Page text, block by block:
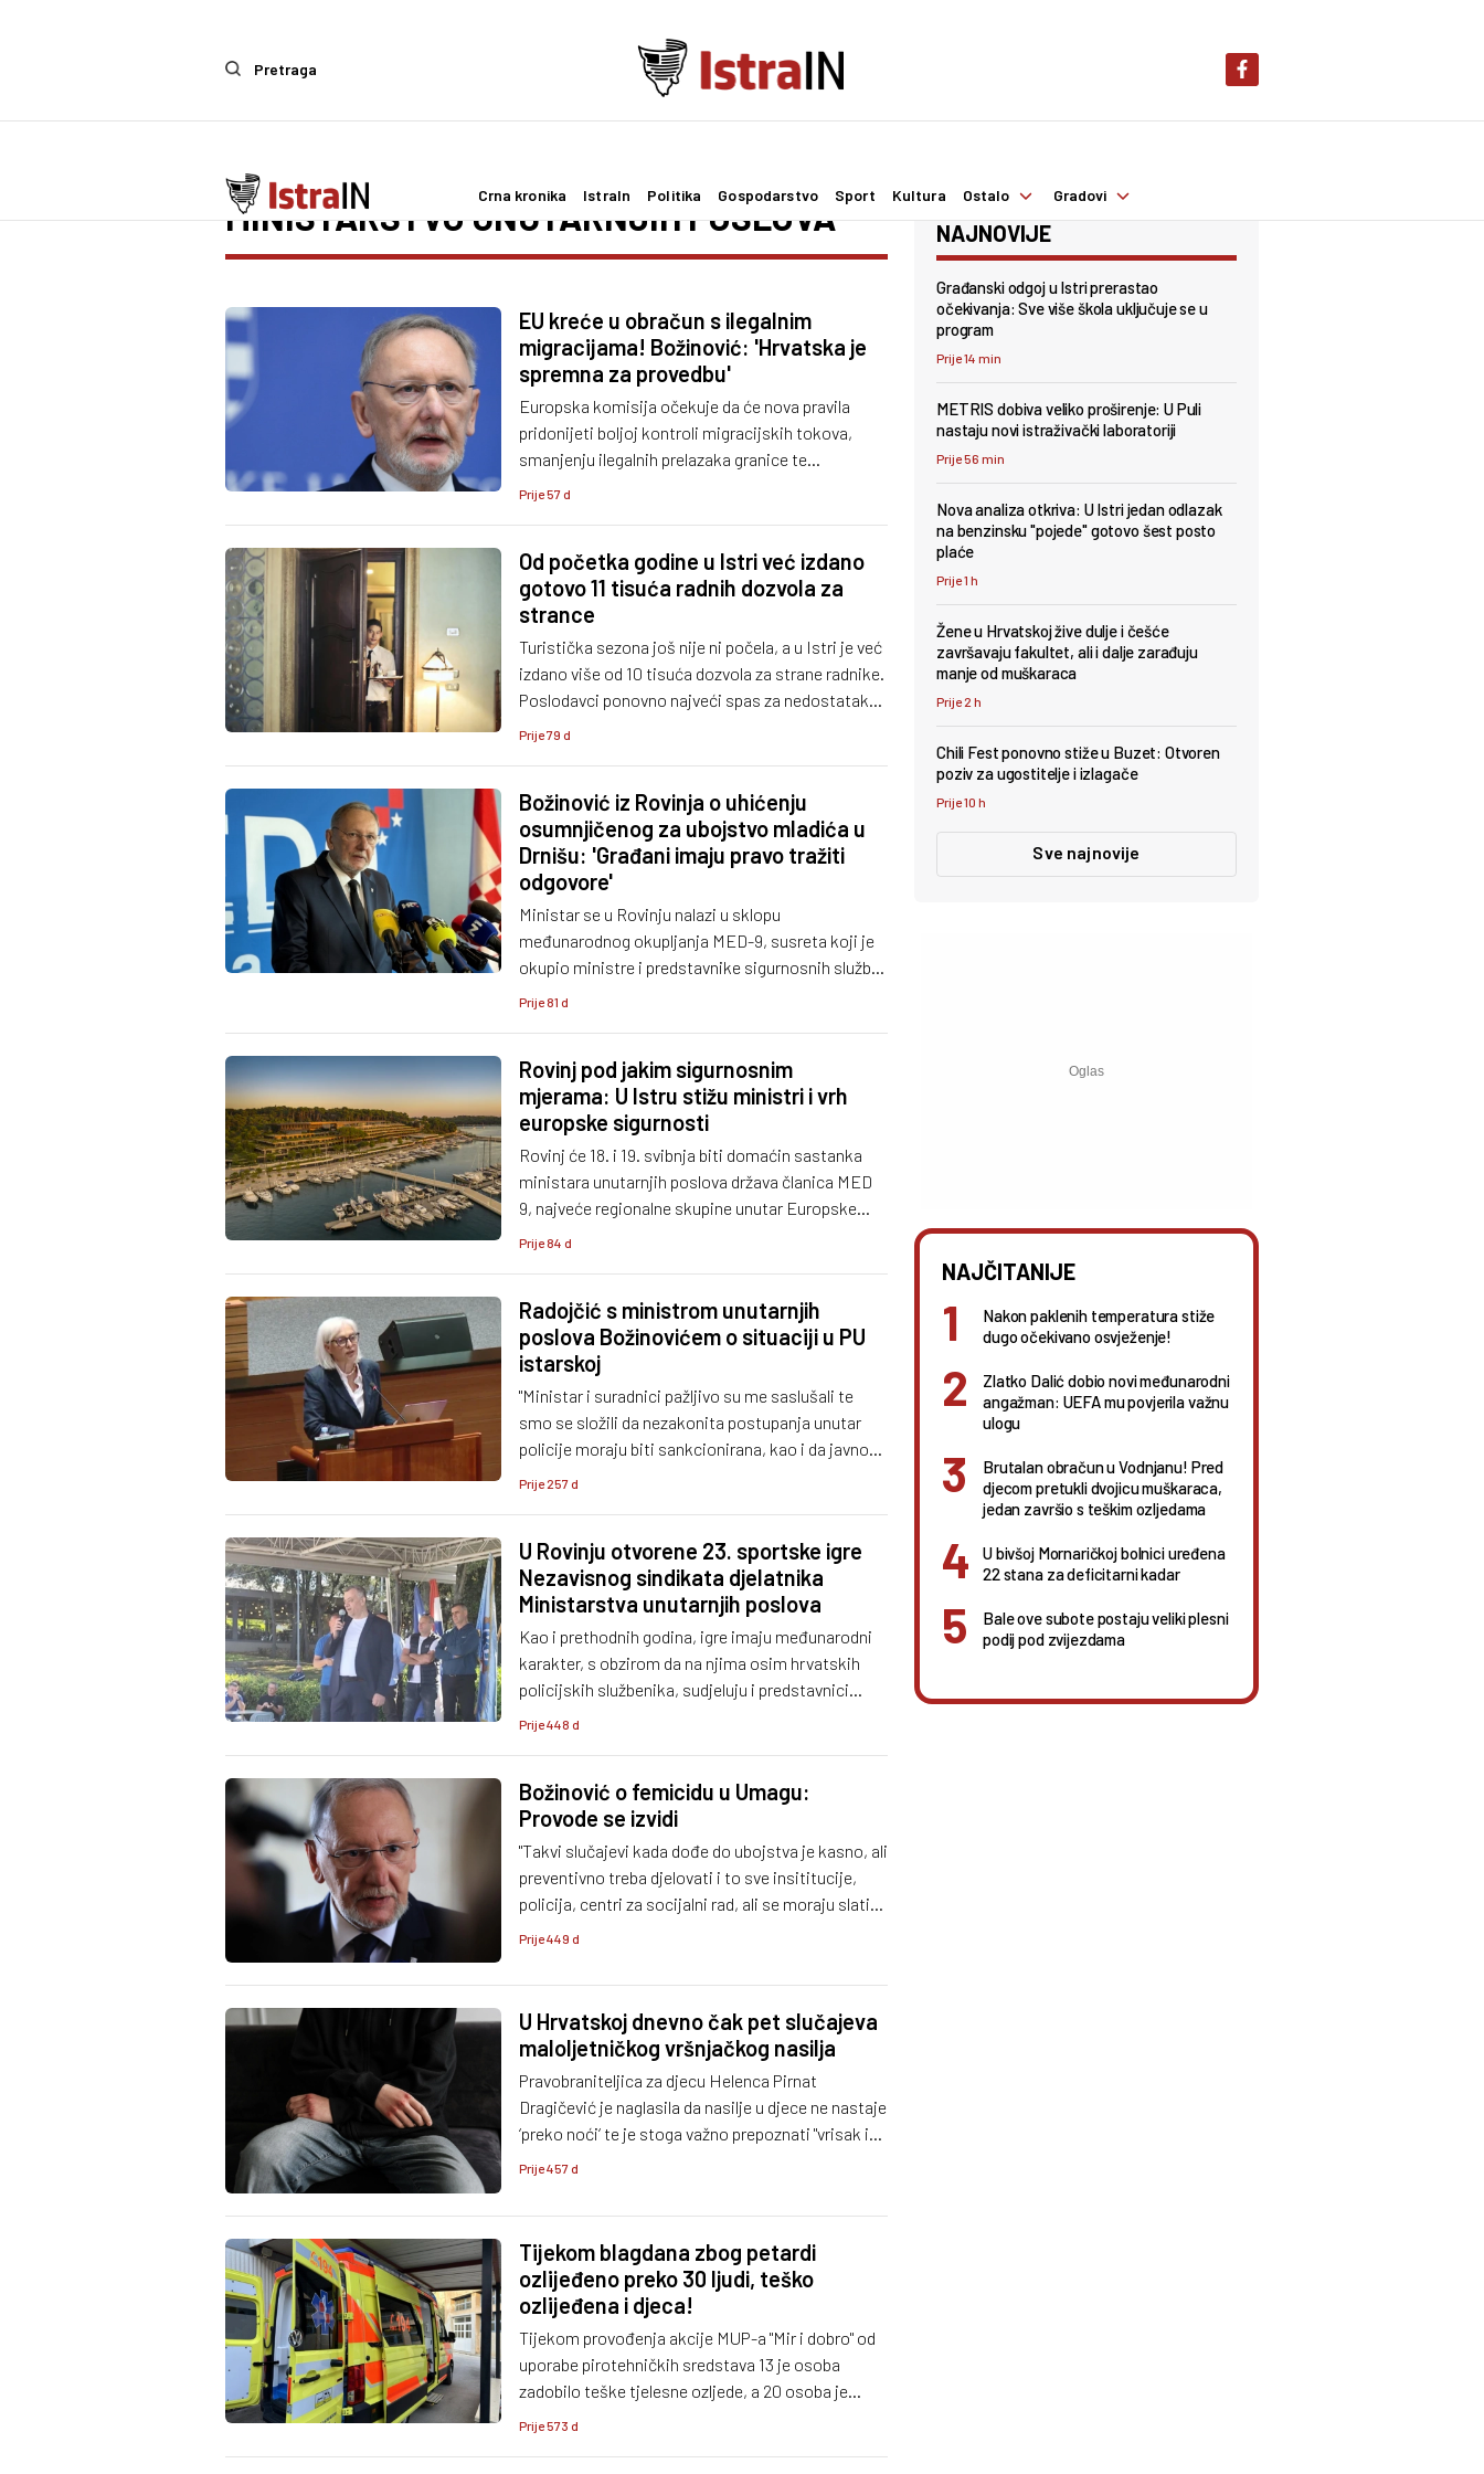
Pretraga
Crna kronika IstraIn Politika Gospodarstvo Sport Kultura Ostalo Gradovi
MINISTARSTVO UNUTARNJIH POSLOVA
EU kreće u obračun s ilegalnim
migracijama! Božinović: 'Hrvatska je
spremna za provedbu'
Europska komisija očekuje da će nova pravila
pridonijeti boljoj kontroli migracijskih tokova,
smanjenju ilegalnih prelazaka granice te
ravnomjernijoj raspodjeli odgovornosti među
Prije 57 d
Od početka godine u Istri već izdano
gotovo 11 tisuća radnih dozvola za
strance
Turistička sezona još nije ni počela, a u Istri je već
izdano više od 10 tisuća dozvola za strane radnike.
Poslodavci ponovno najveći spas za nedostatak
radne snage traže na tržištu trećih zemalja.
Prije 79 d
Božinović iz Rovinja o uhićenju
osumnjičenog za ubojstvo mladića u
Drnišu: 'Građani imaju pravo tražiti
odgovore'
Ministar se u Rovinju nalazi u sklopu
međunarodnog okupljanja MED-9, susreta koji je
okupio ministre i predstavnike sigurnosnih službi
više mediteranskih zemalja, a jedna od glavnih
Prije 81 d
Rovinj pod jakim sigurnosnim
mjerama: U Istru stižu ministri i vrh
europske sigurnosti
Rovinj će 18. i 19. svibnja biti domaćin sastanka
ministara unutarnjih poslova država članica MED
9, najveće regionalne skupine unutar Europske
unije. U grad stižu ministri, europski povjerenici i
Prije 84 d
Radojčić s ministrom unutarnjih
poslova Božinovićem o situaciji u PU
istarskoj
"Ministar i suradnici pažljivo su me saslušali te
smo se složili da nezakonita postupanja unutar
policije moraju biti sankcionirana, kao i da javnost
o tome mora biti obaviještena radi ponovnog
Radojčić.
Prije 257 d
U Rovinju otvorene 23. sportske igre
Nezavisnog sindikata djelatnika
Ministarstva unutarnjih poslova
Kao i prethodnih godina, igre imaju međunarodni
karakter, s obzirom da na njima osim hrvatskih
policijskih službenika, sudjeluju i predstavnici
policijskih sindikata iz Slovenije, Bosne i
Prije 448 d
Božinović o femicidu u Umagu:
Provode se izvidi
"Takvi slučajevi kada dođe do ubojstva je kasno, ali
preventivno treba djelovati i to sve insititucije,
policija, centri za socijalni rad, ali se moraju slati
vrlo jasne poruke o neprihvatljivosti bilo koje vrste
dovesti do tragičnih posljedica".
Prije 449 d
U Hrvatskoj dnevno čak pet slučajeva
maloljetničkog vršnjačkog nasilja
Pravobraniteljica za djecu Helenca Pirnat
Dragičević je naglasila da nasilje u djece ne nastaje
‘preko noći‘ te je stoga važno prepoznati "vrisak i
krik djeteta" kojim ono odrasle upozorava da pati i
Prije 457 d
Tijekom blagdana zbog petardi
ozlijeđeno preko 30 ljudi, teško
ozlijeđena i djeca!
Tijekom provođenja akcije MUP-a "Mir i dobro" od
uporabe pirotehničkih sredstava 13 je osoba
zadobilo teške tjelesne ozljede, a 20 osoba je
lakše ozlijeđeno.
Prije 573 d
NAJNOVIJE
Građanski odgoj u Istri prerastao
očekivanja: Sve više škola uključuje se u
program
Prije 14 min
METRIS dobiva veliko proširenje: U Puli
nastaju novi istraživački laboratoriji
Prije 56 min
Nova analiza otkriva: U Istri jedan odlazak
na benzinsku "pojede" gotovo šest posto
plaće
Prije 1 h
Žene u Hrvatskoj žive dulje i češće
završavaju fakultet, ali i dalje zarađuju
manje od muškaraca
Prije 2 h
Chili Fest ponovno stiže u Buzet: Otvoren
poziv za ugostitelje i izlagače
Prije 10 h
Sve najnovije
NAJČITANIJE
Nakon paklenih temperatura stiže
dugo očekivano osvježenje!
Zlatko Dalić dobio novi međunarodni
angažman: UEFA mu povjerila važnu
ulogu
Brutalan obračun u Vodnjanu! Pred
djecom pretukli dvojicu muškaraca,
jedan završio s teškim ozljedama
U bivšoj Mornaričkoj bolnici uređena
22 stana za deficitarni kadar
Bale ove subote postaju veliki plesni
podij pod zvijezdama